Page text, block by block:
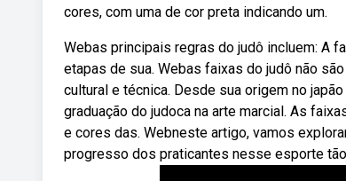
cores, com uma de cor preta indicando um.
Webas principais regras do judô incluem: A
etapas de sua. Webas faixas do judô não
cultural e técnica. Desde sua origem no
graduação do judoca na arte marcial. As
e cores das. Webneste artigo, vamos
progresso dos praticantes nesse esporte